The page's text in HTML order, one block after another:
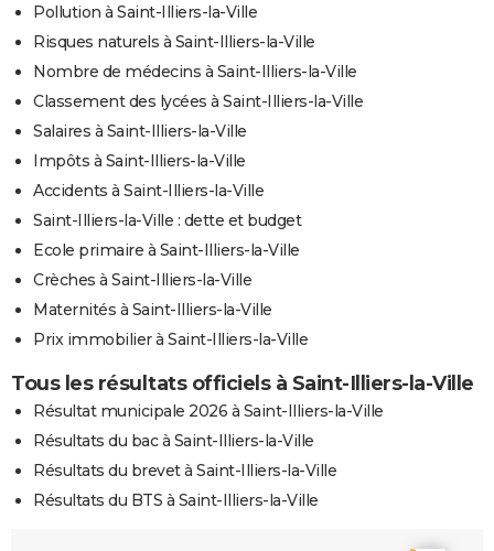
Pollution à Saint-Illiers-la-Ville
Risques naturels à Saint-Illiers-la-Ville
Nombre de médecins à Saint-Illiers-la-Ville
Classement des lycées à Saint-Illiers-la-Ville
Salaires à Saint-Illiers-la-Ville
Impôts à Saint-Illiers-la-Ville
Accidents à Saint-Illiers-la-Ville
Saint-Illiers-la-Ville : dette et budget
Ecole primaire à Saint-Illiers-la-Ville
Crèches à Saint-Illiers-la-Ville
Maternités à Saint-Illiers-la-Ville
Prix immobilier à Saint-Illiers-la-Ville
Tous les résultats officiels à Saint-Illiers-la-Ville
Résultat municipale 2026 à Saint-Illiers-la-Ville
Résultats du bac à Saint-Illiers-la-Ville
Résultats du brevet à Saint-Illiers-la-Ville
Résultats du BTS à Saint-Illiers-la-Ville